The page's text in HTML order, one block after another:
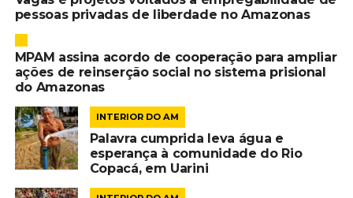
pessoas privadas de liberdade no Amazonas
MPAM assina acordo de cooperação para ampliar
ações de reinserção social no sistema prisional
do Amazonas
INTERIOR DO AM
Palavra cumprida leva água e
esperança à comunidade do Rio
Copacá, em Uarini